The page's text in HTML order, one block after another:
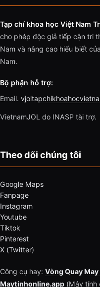
Tạp chí khoa học Việt Nam
cho phép độc giả tiếp cận tri
Nam và nâng cao hiểu biết
Nam.
Bộ phận hỗ trợ:
Email.
VietnamJOL do INASP tài trợ.
Theo dõi chúng tôi
Google Maps
Fanpage
Instagram
Youtube
Tiktok
Pinterest
X (Twitter)
Công cụ hay: Vòng Quay
Maytinhonline.app (Máy tính